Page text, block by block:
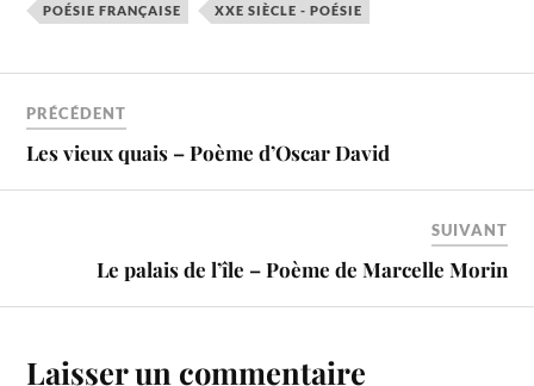
POÉSIE FRANÇAISE XXE SIÈCLE - POÉSIE
PRÉCÉDENT
Les vieux quais – Poème d’Oscar David
SUIVANT
Le palais de l’île – Poème de Marcelle Morin
Laisser un commentaire